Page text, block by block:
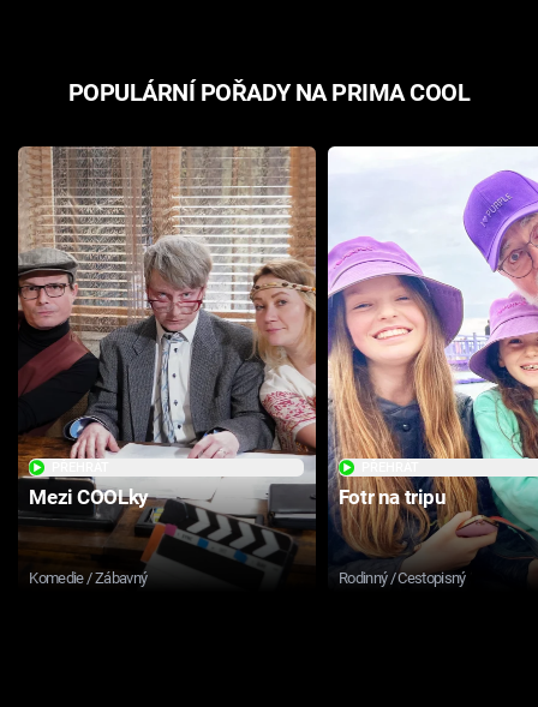
POPULÁRNÍ POŘADY NA PRIMA COOL
Mezi COOLky
Komedie / Zábavný
Fotr na tripu
Rodinný / Cestopisný